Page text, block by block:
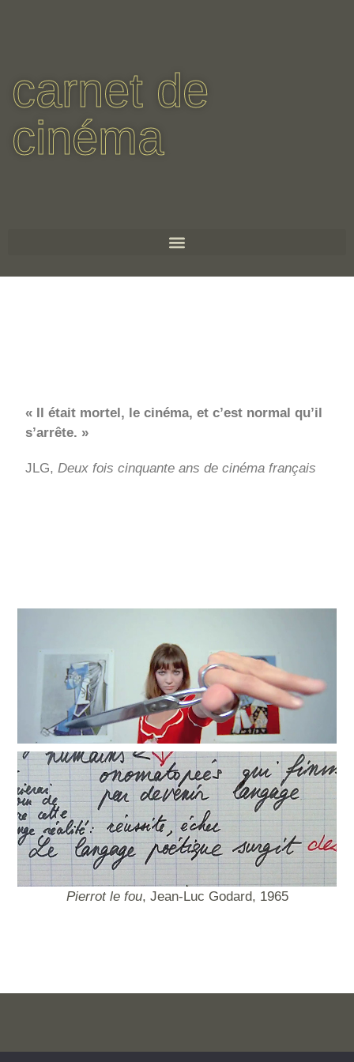
carnet de
cinéma
« Il était mortel, le cinéma, et c’est normal qu’il
s’arrête. »
JLG,Deux fois cinquante ans de cinéma français
Pierrot le fou, Jean-Luc Godard, 1965